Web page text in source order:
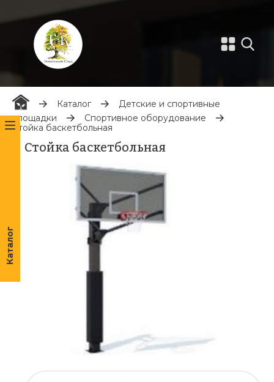
Каталог
Детские и спортивные
площадки
Спортивное оборудование
Стойка баскетбольная
Стойка баскетбольная
Каталог